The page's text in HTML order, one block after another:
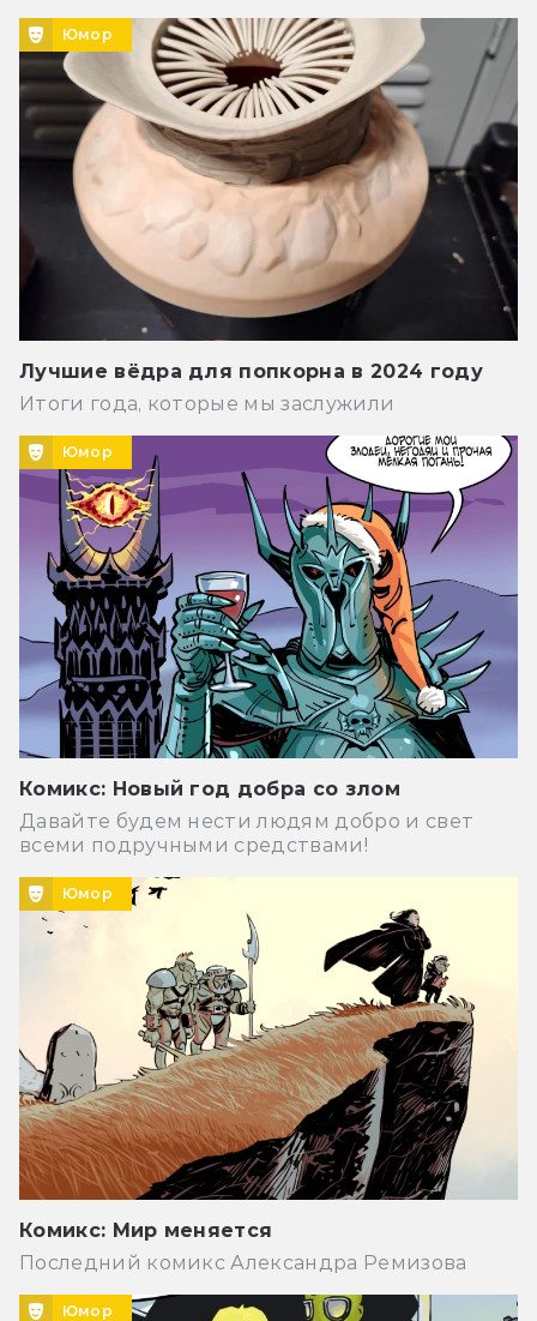
Юмор
Лучшие вёдра для попкорна в 2024 году
Итоги года, которые мы заслужили
Юмор
Комикс: Новый год добра со злом
Давайте будем нести людям добро и свет
всеми подручными средствами!
Юмор
Комикс: Мир меняется
Последний комикс Александра Ремизова
Юмор